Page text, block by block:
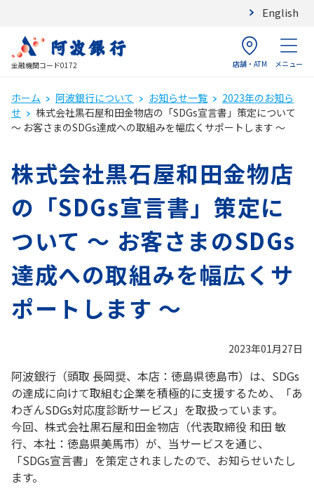
English
金融機関コード0172 店舗・ATM メニュー
ホーム 阿波銀行について お知らせ一覧
2023年のお知ら
せ
株式会社黒石屋和田金物店の「SDGs宣言書」策定について
～ お客さまのSDGs達成への取組みを幅広くサポートします ～
株式会社黒石屋和田金物店
の「SDGs宣言書」策定に
ついて ～ お客さまのSDGs
達成への取組みを幅広くサ
ポートします ～
2023年01月27日
阿波銀行（頭取 長岡奨、本店：徳島県徳島市）は、SDGs
の達成に向けて取組む企業を積極的に支援するため、「あ
わぎんSDGs対応度診断サービス」を取扱っています。
今回、株式会社黒石屋和田金物店（代表取締役 和田 敏
行、本社：徳島県美馬市）が、当サービスを通じ、
「SDGs宣言書」を策定されましたので、お知らせいたし
ます。